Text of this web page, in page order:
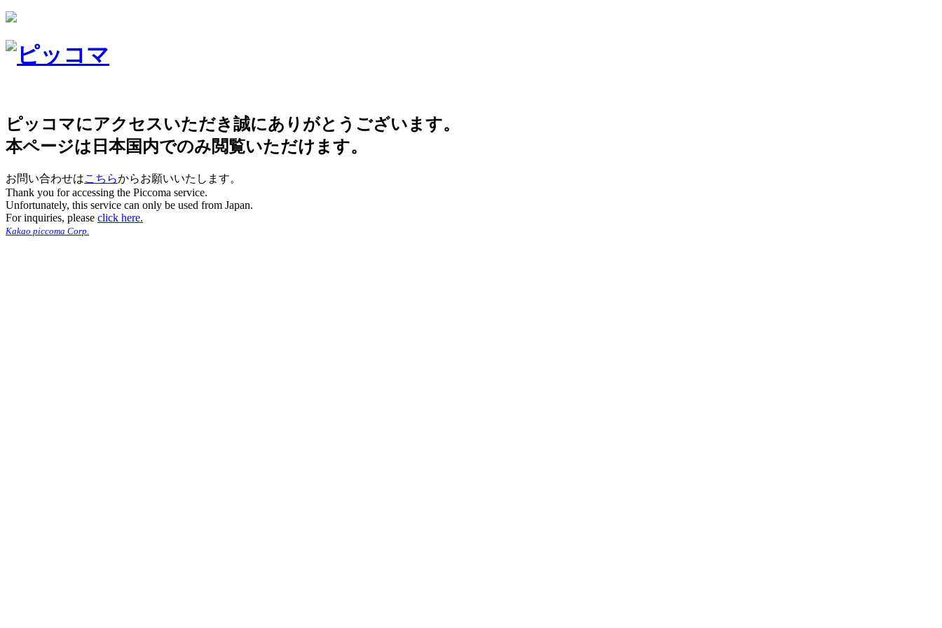
ピッコマにアクセスいただき誠にありがとうございます。
本ページは日本国内でのみ閲覧いただけます。
お問い合わせはこちらからお願いいたします。
Thank you for accessing the Piccoma service.
Unfortunately, this service can only be used from Japan.
For inquiries, please click here.
Kakao piccoma Corp.